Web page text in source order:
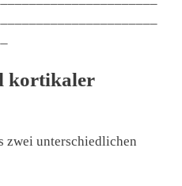
kortikaler
zwei unterschiedlichen